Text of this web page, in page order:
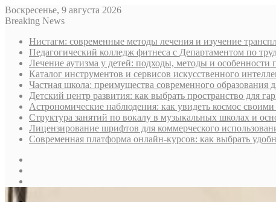
Воскресенье, 9 августа 2026
Breaking News
Нистагм: современные методы лечения и изучение
Педагогический колледж фитнеса с Департаментом по
Лечение аутизма у детей: подходы, методы и особенности
Каталог инструментов и сервисов искусственного
Частная школа: преимущества современного образования
Детский центр развития: как выбрать пространство для
Астрономические наблюдения: как увидеть космос своими
Структура занятий по вокалу в музыкальных школах и
Лицензирование шрифтов для коммерческого
Современная платформа онлайн-курсов: как выбрать